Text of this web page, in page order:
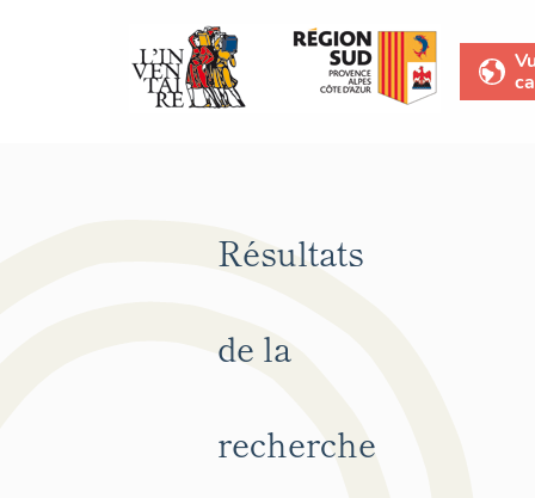
Résultats
de la
recherche